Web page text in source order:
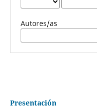
Autores/as
Presentación